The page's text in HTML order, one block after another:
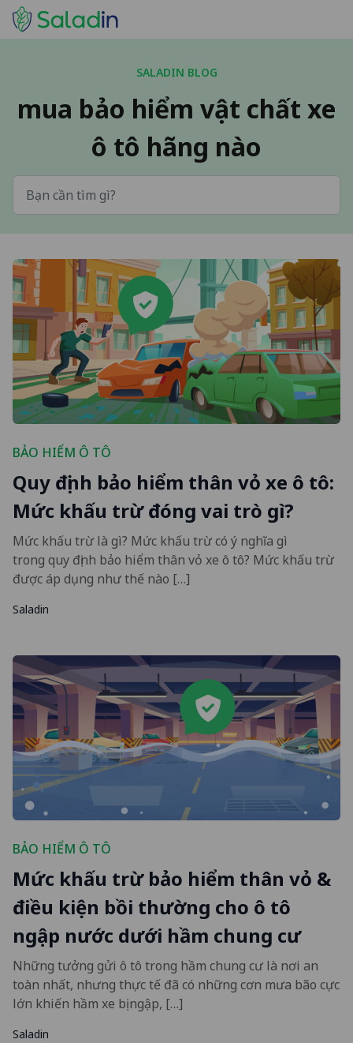
SALADIN BLOG
mua bảo hiểm vật chất xe
ô tô hãng nào
BẢO HIỂM Ô TÔ
Quy định bảo hiểm thân vỏ xe ô tô:
Mức khấu trừ đóng vai trò gì?
Mức khấu trừ là gì? Mức khấu trừ có ý nghĩa gì
trong quy định bảo hiểm thân vỏ xe ô tô? Mức khấu trừ
được áp dụng như thế nào […]
Saladin
BẢO HIỂM Ô TÔ
Mức khấu trừ bảo hiểm thân vỏ &
điều kiện bồi thường cho ô tô
ngập nước dưới hầm chung cư
Những tưởng gửi ô tô trong hầm chung cư là nơi an
toàn nhất, nhưng thực tế đã có những cơn mưa bão cực
lớn khiến hầm xe bị ngập, […]
Saladin